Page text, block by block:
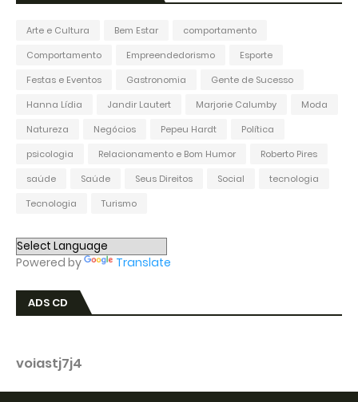
Arte e Cultura Bem Estar
comportamento
Comportamento
Empreendedorismo
Esporte
Festas e Eventos
Gastronomia
Gente de Sucesso
Hanna Lídia
Jandir Lautert Marjorie Calumby
Moda
Natureza
Negócios Pepeu Hardt
Política
psicologia
Relacionamento e Bom Humor
Roberto Pires
saúde
Saúde Seus Direitos Social
tecnologia
Tecnologia
Turismo
Powered by Translate
ADS CD
voiastj7j4